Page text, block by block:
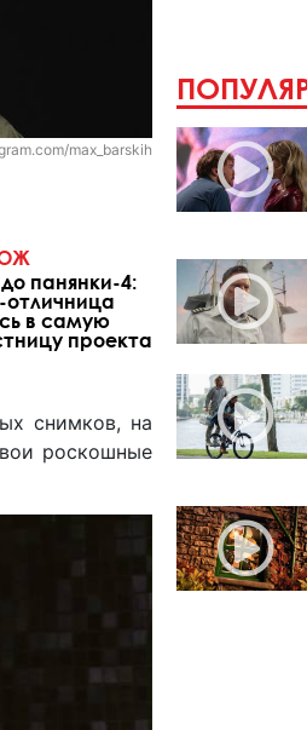
max_barskih
панянки-4:
отличница
в самую
проекта
снимков, на
роскошные